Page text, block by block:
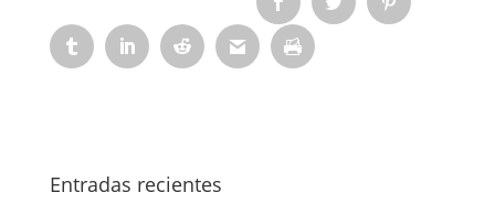
Entradas recientes